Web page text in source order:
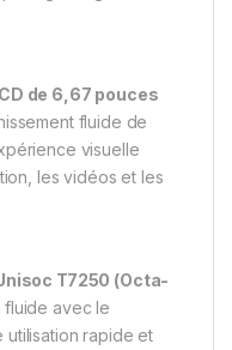
de 6,67 pouces
fluide de
visuelle
les vidéos et les
T7250 (Octa-
fluide avec le
utilisation rapide et